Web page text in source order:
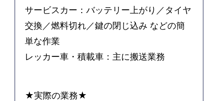
サービスカー：バッテリー上がり／タイヤ
交換／燃料切れ／鍵の閉じ込み などの簡
単な作業
レッカー車・積載車：主に搬送業務
★実際の業務★